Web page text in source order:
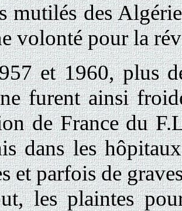
mutilés des
volonté pour la
et 1960, plus
furent ainsi
de France du
dans les
et parfois de
les plaintes